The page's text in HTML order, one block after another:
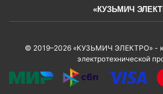
«КУЗЬМИЧ
© 2019–2026 «КУЗЬМИЧ ЭЛЕКТРО» -
электротехнической